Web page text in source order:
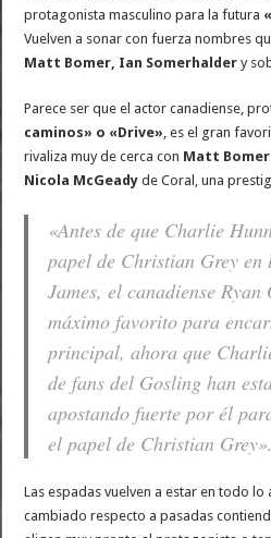
protagonista masculino para la futura
Vuelven a sonar con fuerza nombres
Matt Bomer, Ian Somerhalder y
Parece ser que el actor canadiense,
caminos» o «Drive» , es el gran
rivaliza muy de cerca con Matt
Nicola McGeady de Coral, una
«Antes de que Charlie
papel de Christian Grey en
James, el canadiense
máximo favorito para
principal, ahora que
de fans del Gosling han
apostando fuerte por él
el papel de Christian Grey».
Las espadas vuelven a estar en todo
cambiado respecto a pasadas